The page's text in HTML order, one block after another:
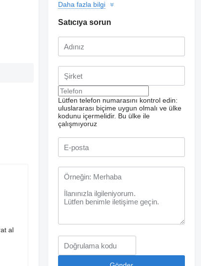
al
Daha fazla bilgi
Satıcıya sorun
Lütfen telefon numarasını kontrol edin:
uluslararası biçime uygun olmalı ve ülke
kodunu içermelidir. Bu ülke ile
çalışmıyoruz